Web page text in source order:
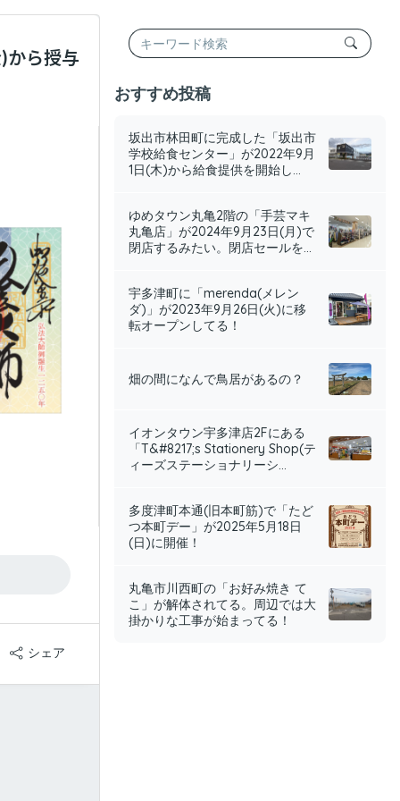
から授与
シェア
おすすめ投稿
坂出市林田町に完成した「坂出市
学校給食センター」が2022年9月
1日(木)から給食提供を開始し...
ゆめタウン丸亀2階の「手芸マキ
丸亀店」が2024年9月23日(月)で
閉店するみたい。閉店セールを...
宇多津町に「merenda(メレン
ダ)」が2023年9月26日(火)に移
転オープンしてる！
畑の間になんで鳥居があるの？
イオンタウン宇多津店2Fにある
「T&#8217;s Stationery Shop(テ
ィーズステーショナリーシ...
多度津町本通(旧本町筋)で「たど
つ本町デー」が2025年5月18日
(日)に開催！
丸亀市川西町の「お好み焼き て
こ」が解体されてる。周辺では大
掛かりな工事が始まってる！